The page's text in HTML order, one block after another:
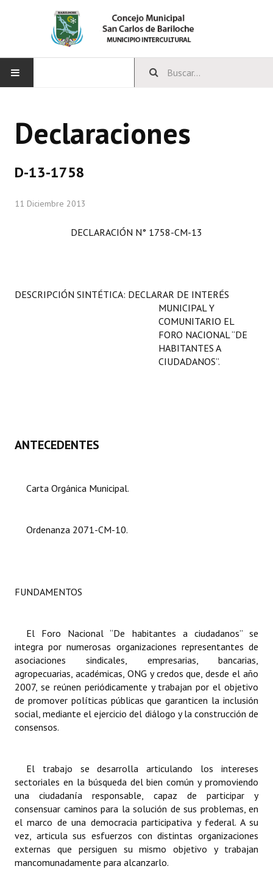
CONCEJO
Comisiones Especiales
Digesto
DOCUMENTOS
Actas de Sesión
Ejecución Presupuestaria
Actas de Audiencias Públicas
NORMATIVA
Comunicaciones
Resoluciones
Resoluciones de Presidencia
INSTITUCIONAL
Antiguos Pobladores
Declaraciones
D-13-1758
11 Diciembre 2013
DECLARACIÓN N° 1758-CM-13
DESCRIPCIÓN SINTÉTICA: DECLARAR DE INTERÉS
MUNICIPAL Y
COMUNITARIO EL
FORO NACIONAL “DE
HABITANTES A
CIUDADANOS”.
ANTECEDENTES
Carta Orgánica Municipal.
Ordenanza 2071-CM-10.
FUNDAMENTOS
El Foro Nacional “De habitantes a ciudadanos” se
integra por numerosas organizaciones representantes de
asociaciones sindicales, empresarias, bancarias,
agropecuarias, académicas, ONG y credos que, desde el año
2007, se reúnen periódicamente y trabajan por el objetivo
de promover políticas públicas que garanticen la inclusión
social, mediante el ejercicio del diálogo y la construcción de
consensos.
El trabajo se desarrolla articulando los intereses
sectoriales en la búsqueda del bien común y promoviendo
una ciudadanía responsable, capaz de participar y
consensuar caminos para la solución de sus problemas, en
el marco de una democracia participativa y federal. A su
vez, articula sus esfuerzos con distintas organizaciones
externas que persiguen su mismo objetivo y trabajan
mancomunadamente para alcanzarlo.